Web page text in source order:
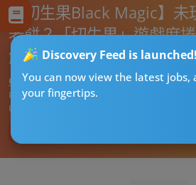
Discovery Feed is launched!
You can now view the latest jobs,
your fingertips.
【切生果Black Magic】未
老餅？「切生果」遊戲席
解震驚全網
CT職場P牌仔
Published:2026-08-02 15:05
Updated: